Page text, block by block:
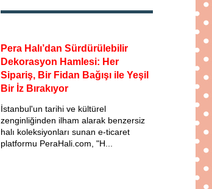
Pera Halı’dan Sürdürülebilir
Dekorasyon Hamlesi: Her
Sipariş, Bir Fidan Bağışı ile Yeşil
Bir İz Bırakıyor
İstanbul'un tarihi ve kültürel
zenginliğinden ilham alarak benzersiz
halı koleksiyonları sunan e-ticaret
platformu PeraHali.com, "H...